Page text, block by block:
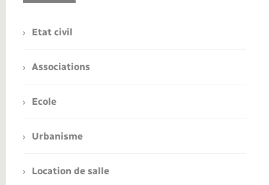
Etat civil
Associations
Ecole
Urbanisme
Location de salle